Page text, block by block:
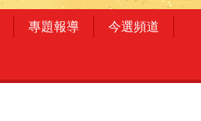
專題報導 今選頻道